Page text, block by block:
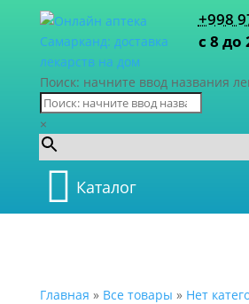
+998
с 8 до
Поиск: начните ввод названия
×
Каталог
Главная » Все товары » Нет